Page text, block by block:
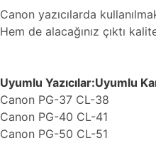
Canon yazıcılarda
Hem de alacağınız çıktı
Uyumlu Yazıcılar:Uyumlu
Canon PG-37 CL-38
Canon PG-40 CL-41
Canon PG-50 CL-51